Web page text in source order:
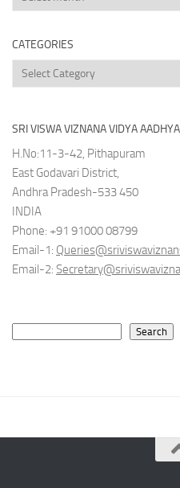
Archives
CATEGORIES
Categories
SRI VISWA VIZNANA VIDYA
H.No:11-3-42, Pithapuram
East Godavari District,
Andhra Pradesh-533 450
INDIA
Phone: +91 91000 08799
Email-1:
Email-2:
Search